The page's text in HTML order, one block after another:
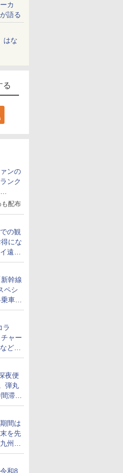
カ
語る
はな
る
ンの
ンク
プラ
も配布
の観
にな
遠征
幹線
ペシ
車
ラ
ャー
ど雑
夜便
弾丸
滞在
間は
を先
州道
施
和8